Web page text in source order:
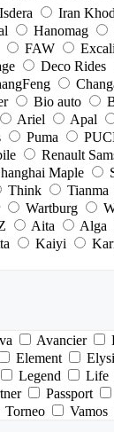
Isdera Iran
Hanomag
FAW
Deco Rides
Bio auto
Ariel Apal
Puma
Renault
Maple
Think Tianma
Wartburg
Aita Alga
Kaiyi
Avancier
Element
Legend Life
Passport
Torneo Vamos